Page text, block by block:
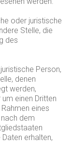
oder juristische
Stelle, die
des
Person,
denen
werden,
einen Dritten
eines
dem
erhalten,